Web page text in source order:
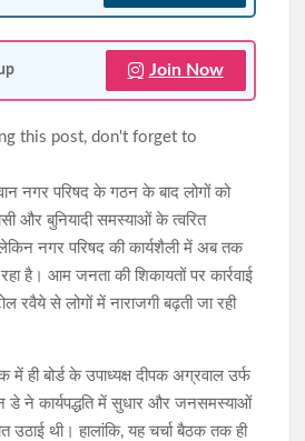
Join Now
this post, don't forget to
नगर परिषद के गठन के बाद लोगों को
और बुनियादी समस्याओं के त्वरित
नगर परिषद की कार्यशैली में अब तक
है। आम जनता की शिकायतों पर कार्रवाई
रवैये से लोगों में नाराजगी बढ़ती जा रही
में ही बोर्ड के उपाध्यक्ष दीपक अग्रवाल उर्फ
डे ने कार्यपद्धति में सुधार और जनसमस्याओं
उठाई थी। हालांकि, यह चर्चा बैठक तक ही